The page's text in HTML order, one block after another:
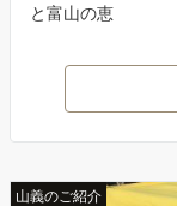
と富山の恵
山義のご紹介